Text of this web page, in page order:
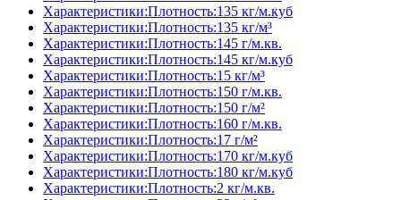
Характеристики:Плотность:135 кг/м.куб
Характеристики:Плотность:135 кг/м³
Характеристики:Плотность:145 г/м.кв.
Характеристики:Плотность:145 кг/м.куб
Характеристики:Плотность:15 кг/м³
Характеристики:Плотность:150 г/м.кв.
Характеристики:Плотность:150 г/м²
Характеристики:Плотность:160 г/м.кв.
Характеристики:Плотность:17 г/м²
Характеристики:Плотность:170 кг/м.куб
Характеристики:Плотность:180 кг/м.куб
Характеристики:Плотность:2 кг/м.кв.